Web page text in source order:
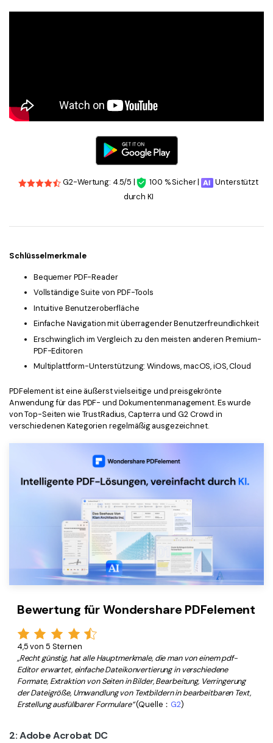
G2-Wertung: 4.5/5 | 100 % Sicher |
Unterstützt
durch KI
Schlüsselmerkmale
Bequemer PDF-Reader
Vollständige Suite von PDF-Tools
Intuitive Benutzeroberfläche
Einfache Navigation mit überragender Benutzerfreundlichkeit
Erschwinglich im Vergleich zu den meisten anderen Premium-
PDF-Editoren
Multiplattform-Unterstützung: Windows, macOS, iOS, Cloud
PDFelement ist eine äußerst vielseitige und preisgekrönte
Anwendung für das PDF- und Dokumentenmanagement. Es wurde
von Top-Seiten wie TrustRadius, Capterra und G2 Crowd in
verschiedenen Kategorien regelmäßig ausgezeichnet.
Bewertung für Wondershare PDFelement
4,5 von 5 Sternen
„Recht günstig, hat alle Hauptmerkmale, die man von einem pdf-
Editor erwartet, einfache Dateikonvertierung in verschiedene
Formate, Extraktion von Seiten in Bilder, Bearbeitung, Verringerung
der Dateigröße, Umwandlung von Textbildern in bearbeitbaren Text,
Erstellung ausfüllbarer Formulare“(Quelle： G2)
2: Adobe Acrobat DC